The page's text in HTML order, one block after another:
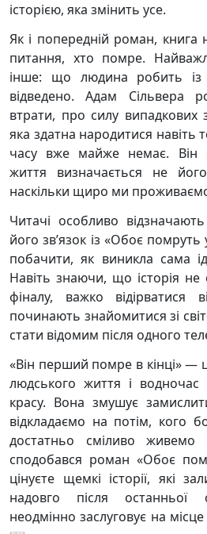
історією, яка змінить усе.
Як і попередній роман,
питання, хто помре.
інше: що людина робить
відведено. Адам Сільвера
втрати, про силу випадкових
яка здатна народитися навіть
часу вже майже немає. Він
життя визначається не
наскільки щиро ми
Читачі особливо
його зв’язок із «Обоє помруть
побачити, як виникла сама
Навіть знаючи, що історія не
фіналу, важко відірватися
починають знайомитися зі
стати відомим після одного
«Він перший помре в кінці» —
людського життя і
красу. Вона змушує
відкладаємо на потім, кого
достатньо сміливо
сподобався роман «Обоє
цінуєте щемкі історії, які
надовго після останньої
неодмінно заслуговує на